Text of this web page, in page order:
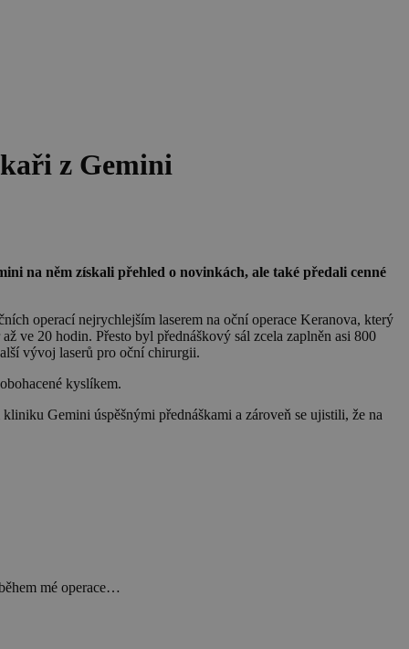
z Gemini
na něm získali přehled o novinkách, ale také předali cenné
operací nejrychlejším laserem na oční operace Keranova, který
ve 20 hodin. Přesto byl přednáškový sál zcela zaplněn asi 800
vývoj laserů pro oční chirurgii.
kyslíkem.
Gemini úspěšnými přednáškami a zároveň se ujistili, že na
mé operace…